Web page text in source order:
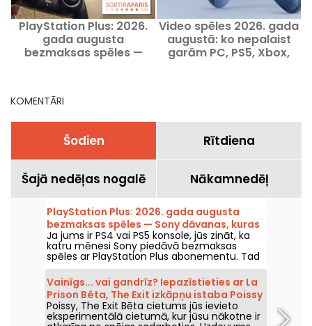
PlayStation Plus: 2026.
gada augusta
bezmaksas spēles —
Video spēles 2026. gada
augustā: ko nepalaist
garām PC, PS5, Xbox,
KOMENTĀRI
Šodien Rītdiena
Šajā nedēļas nogalē Nākamnedēļ
PlayStation Plus: 2026. gada augusta
bezmaksas spēles — Sony dāvanas, kuras
noteikti nevajag palaist garām
Ja jums ir PS4 vai PS5 konsole, jūs zināt, ka
katru mēnesi Sony piedāvā bezmaksas
spēles ar PlayStation Plus abonementu. Tad
kādas ir augusta 2026. gada bezmaksas
spēles? Iepazīstieties ar šī mēneša izlasi.
Vainīgs... vai gandrīz? Iepazīstieties ar La
Prison Bêta, The Exit izkāpņu istaba Poissy
Poissy, The Exit Bēta cietums jūs ievieto
eksperimentālā cietumā, kur jūsu nākotne ir